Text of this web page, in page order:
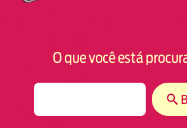
O que você está